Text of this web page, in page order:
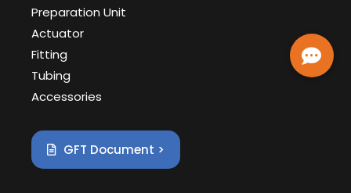
Preparation Unit
Actuator
Fitting
Tubing
Accessories
GFT Document >